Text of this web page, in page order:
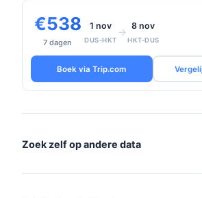
€538
7 dagen
1 nov
DUS-HKT
→ 8 nov
HKT-DUS
Boek via Trip.com
Zoek zelf op andere data